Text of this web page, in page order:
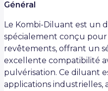
Général
Le Kombi-Diluant est un
spécialement conçu
revêtements, offrant un
excellente compatibilité
pulvérisation. Ce diluant
applications industrielles,